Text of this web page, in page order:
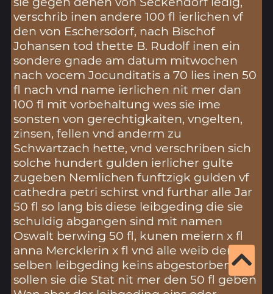
verschrib inen andere 100 fl ierlichen vf
den von Eschersdorf, nach Bischof
Johansen tod thette B. Rudolf inen ein
sondere gnade am datum mitwochen
nach vocem Jocunditatis a 70 lies inen 50
fl nach vnd name ierlichen nit mer dan
100 fl mit vorbehaltung wes sie ime
sonsten von gerechtigkaiten, vngelten,
zinsen, fellen vnd anderm zu
Schwartzach hette, vnd verschriben sich
solche hundert gulden ierlicher gulte
zugeben Nemlichen funftzigk gulden vf
cathedra petri schirst vnd furthar alle Jar
50 fl so lang bis diese leibgeding die sie
schuldig abgangen sind mit namen
Oswalt berwing 50 fl, kunen meiern x fl
anna Mercklerin x fl vnd alle weib der
selben leibgeding keins abgestorben ist,
sollen sie die Stat nit mer den 50 fl geben